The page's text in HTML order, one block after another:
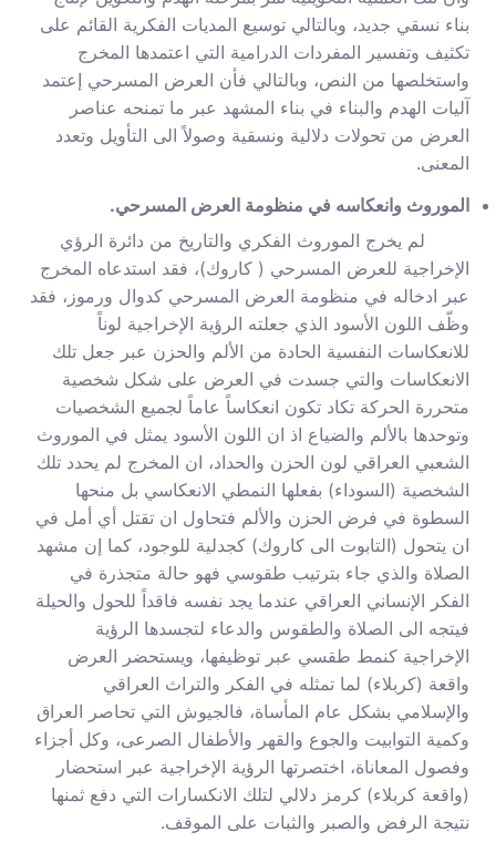
بناء نسقي جديد، وبالتالي توسيع المديات الفكرية القائم على
تكثيف وتفسير المفردات الدرامية التي اعتمدها المخرج
واستخلصها من النص، وبالتالي فأن العرض المسرحي إعتمد
آليات الهدم والبناء في بناء المشهد عبر ما تمنحه عناصر
العرض من تحولات دلالية ونسقية وصولاً الى التأويل وتعدد
المعنى.
الموروث وانعكاسه في منظومة العرض المسرحي.
لم يخرج الموروث الفكري والتاريخ من دائرة الرؤي
الإخراجية للعرض المسرحي ( كاروك)، فقد استدعاه المخرج
عبر ادخاله في منظومة العرض المسرحي كدوال ورموز، فقد
وظّف اللون الأسود الذي جعلته الرؤية الإخراجية لوناً
للانعكاسات النفسية الحادة من الألم والحزن عبر جعل تلك
الانعكاسات والتي جسدت في العرض على شكل شخصية
متحررة الحركة تكاد تكون انعكاساً عاماً لجميع الشخصيات
وتوحدها بالألم والضياع اذ ان اللون الأسود يمثل في الموروث
الشعبي العراقي لون الحزن والحداد، ان المخرج لم يحدد تلك
الشخصية (السوداء) بفعلها النمطي الانعكاسي بل منحها
السطوة في فرض الحزن والألم فتحاول ان تقتل أي أمل في
ان يتحول (التابوت الى كاروك) كجدلية للوجود، كما إن مشهد
الصلاة والذي جاء بترتيب طقوسي فهو حالة متجذرة في
الفكر الإنساني العراقي عندما يجد نفسه فاقداً للحول والحيلة
فيتجه الى الصلاة والطقوس والدعاء لتجسدها الرؤية
الإخراجية كنمط طقسي عبر توظيفها، ويستحضر العرض
واقعة (كربلاء) لما تمثله في الفكر والتراث العراقي
والإسلامي بشكل عام المأساة، فالجيوش التي تحاصر العراق
وكمية التوابيت والجوع والقهر والأطفال الصرعى، وكل أجزاء
وفصول المعاناة، اختصرتها الرؤية الإخراجية عبر استحضار
(واقعة كربلاء) كرمز دلالي لتلك الانكسارات التي دفع ثمنها
نتيجة الرفض والصبر والثبات على الموقف.